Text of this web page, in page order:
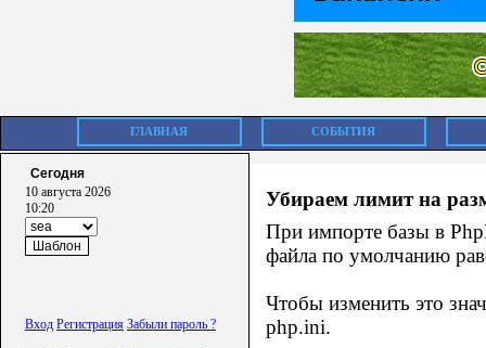
ГЛАВНАЯ СОБЫТИЯ
Сегодня
10 августа 2026
10:20
Вход Регистрация Забыли пароль ?
Убираем лимит на
При импорте базы в
файла по умолчанию
Чтобы изменить это
php.ini.